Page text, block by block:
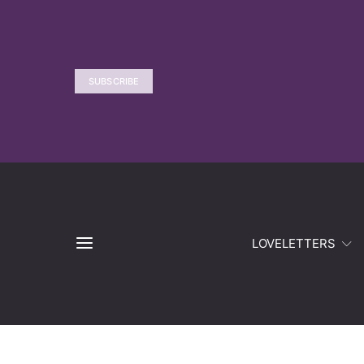
SUBSCRIBE
LOVELETTERS